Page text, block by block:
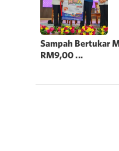
Sampah Bertukar
RM9,00 ...